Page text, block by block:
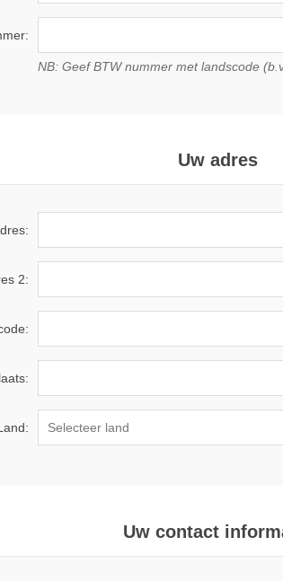
NB: Geef BTW nummer met landscode
Uw adres
2:
Uw contact